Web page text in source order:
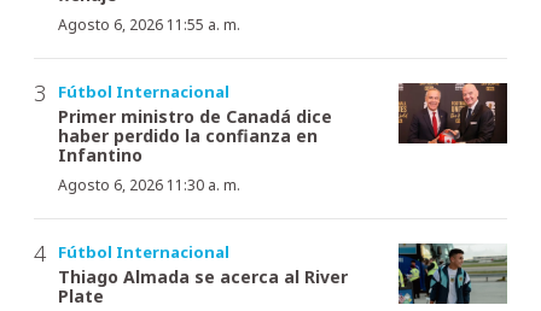
Agosto 6, 2026 11:55 a. m.
Fútbol Internacional
Primer ministro de Canadá dice
haber perdido la confianza en
Infantino
Agosto 6, 2026 11:30 a. m.
Fútbol Internacional
Thiago Almada se acerca al River
Plate